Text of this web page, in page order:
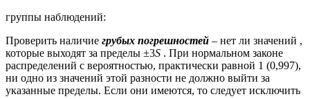
группы наблюдений:
Проверить наличие грубых погрешностей – нет ли значений ,
которые выходят за пределы ±3S . При нормальном законе
распределений с вероятностью, практически равной 1 (0,997),
ни одно из значений этой разности не должно выйти за
указанные пределы. Если они имеются, то следует исключить